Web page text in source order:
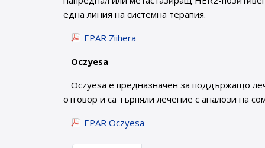
една линия на системна терапия.
EPAR Ziihera
Oczyesa
Oczyesa е предназначен за поддържащо
отговор и са търпяли лечение с аналози на
EPAR Oczyesa